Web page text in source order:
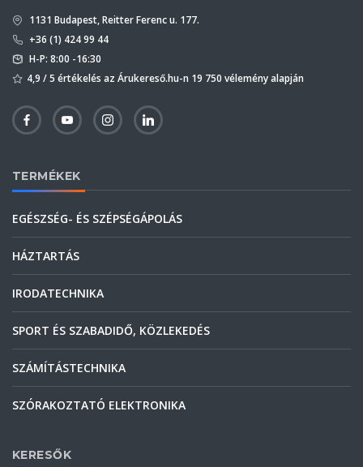
1131 Budapest, Reitter Ferenc u. 177.
+36 (1) 424 99 44
H-P: 8:00 -16:30
4,9 / 5 értékelés az Árukereső.hu-n 19 750 vélemény alapján
TERMÉKEK
EGÉSZSÉG- ÉS SZÉPSÉGÁPOLÁS
HÁZTARTÁS
IRODATECHNIKA
SPORT ÉS SZABADIDŐ, KÖZLEKEDÉS
SZÁMÍTÁSTECHNIKA
SZÓRAKOZTATÓ ELEKTRONIKA
KERESŐK